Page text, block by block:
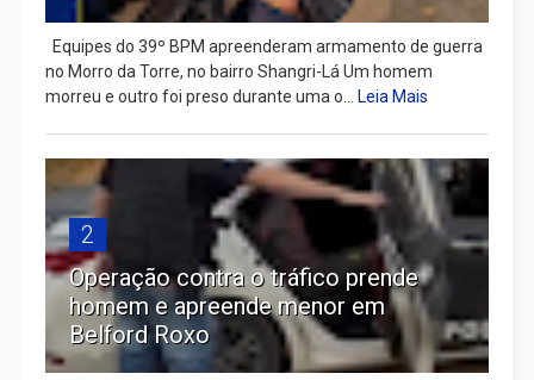
Equipes do 39º BPM apreenderam armamento de guerra
no Morro da Torre, no bairro Shangri-Lá Um homem
morreu e outro foi preso durante uma o...
Leia Mais
2
Operação contra o tráfico prende
homem e apreende menor em
Belford Roxo